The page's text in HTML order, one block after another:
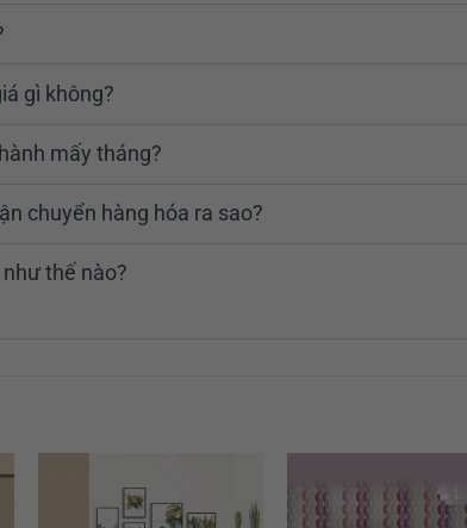
gì không?
mấy tháng?
chuyển hàng hóa ra sao?
thế nào?